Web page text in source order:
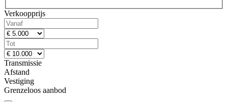
Verkoopprijs
Transmissie
Afstand
Vestiging
Grenzeloos aanbod